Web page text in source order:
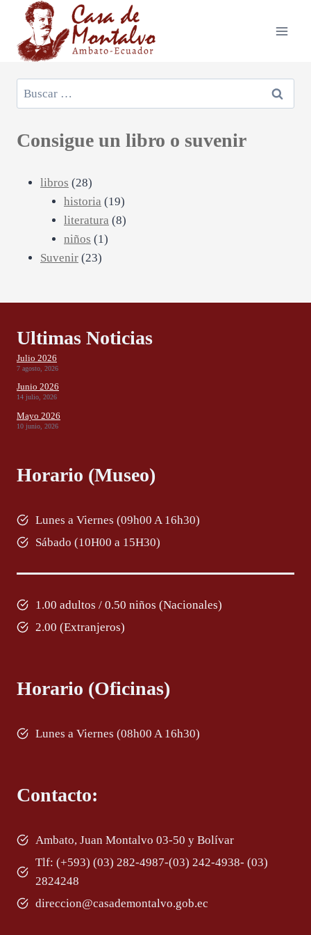
Saltar
contenido
Buscar:
Consigue un libro o suvenir
libros 2828
productos
historia 1919
productos
literatura 88
niños 11
Suvenir 2323
Ultimas Noticias
Julio 2026
7 agosto, 2026
Junio 2026
14 julio, 2026
Mayo 2026
10 junio, 2026
Horario (Museo)
Lunes a Viernes (09h00 A 16h30)
Sábado (10H00 a 15H30)
1.00 adultos / 0.50 niños (Nacionales)
2.00 (Extranjeros)
Horario (Oficinas)
Lunes a Viernes (08h00 A 16h30)
Contacto:
Ambato, Juan Montalvo 03-50 y Bolívar
Tlf: (+593) (03) 282-4987-(03) 242-4938- (03)
2824248
direccion@casademontalvo.gob.ec